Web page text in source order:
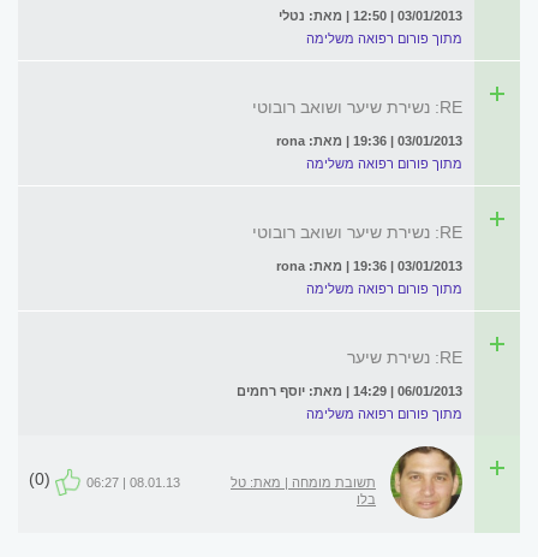
03/01/2013 | 12:50 | מאת: נטלי
מתוך פורום רפואה משלימה
RE: נשירת שיער ושואב רובוטי
03/01/2013 | 19:36 | מאת: rona
מתוך פורום רפואה משלימה
RE: נשירת שיער ושואב רובוטי
03/01/2013 | 19:36 | מאת: rona
מתוך פורום רפואה משלימה
RE: נשירת שיער
06/01/2013 | 14:29 | מאת: יוסף רחמים
מתוך פורום רפואה משלימה
תשובת מומחה | מאת: טל
בלו
08.01.13 | 06:27
(0)